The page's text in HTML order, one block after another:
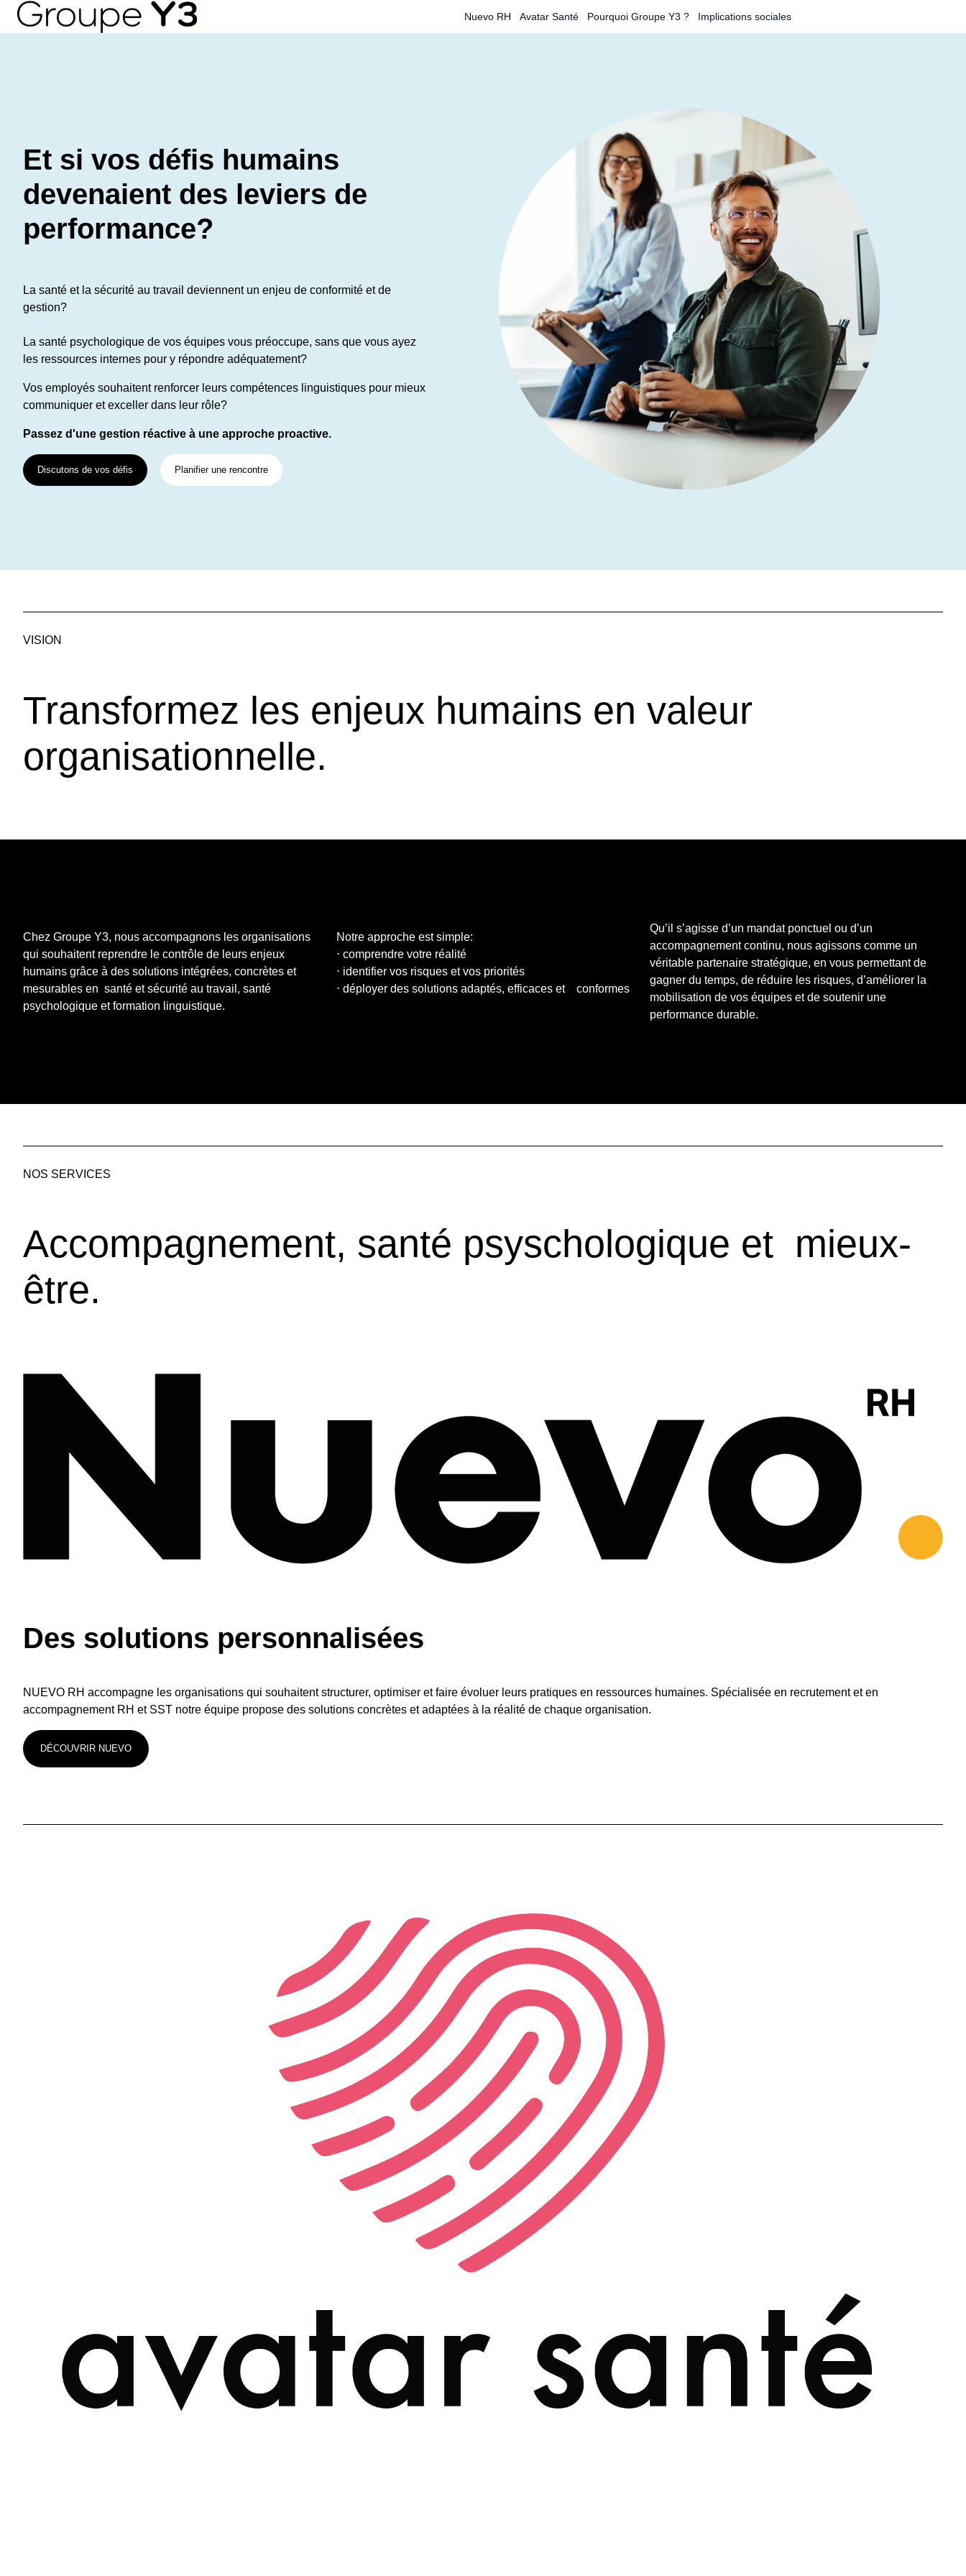
Nuevo RH Avatar Santé Pourquoi Groupe Y3 ? Implications sociales
Et si vos défis humains
devenaient des leviers de
performance?
La santé et la sécurité au travail deviennent un enjeu de conformité et de
gestion?
La santé psychologique de vos équipes vous préoccupe, sans que vous ayez
les ressources internes pour y répondre adéquatement?
Vos employés souhaitent renforcer leurs compétences linguistiques pour mieux
communiquer et exceller dans leur rôle?
Passez d'une gestion réactive à une approche proactive.
Discutons de vos défis Planifier une rencontre
VISION
Transformez les enjeux humains en valeur
organisationnelle.
Chez Groupe Y3, nous accompagnons les organisations
qui souhaitent reprendre le contrôle de leurs enjeux
humains grâce à des solutions intégrées, concrètes et
mesurables en santé et sécurité au travail, santé
psychologique et formation linguistique.
Notre approche est simple:
⋅ comprendre votre réalité
⋅ identifier vos risques et vos priorités
⋅ déployer des solutions adaptés, efficaces et conformes
Qu’il s’agisse d’un mandat ponctuel ou d’un
accompagnement continu, nous agissons comme un
véritable partenaire stratégique, en vous permettant de
gagner du temps, de réduire les risques, d’améliorer la
mobilisation de vos équipes et de soutenir une
performance durable.
NOS SERVICES
Accompagnement, santé psyschologique et mieux-
être.
Des solutions personnalisées
NUEVO RH accompagne les organisations qui souhaitent structurer, optimiser et faire évoluer leurs pratiques en ressources humaines. Spécialisée en recrutement et en
accompagnement RH et SST notre équipe propose des solutions concrètes et adaptées à la réalité de chaque organisation.
DÉCOUVRIR NUEVO